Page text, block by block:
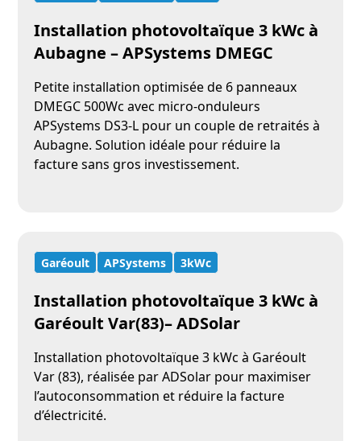
Installation photovoltaïque 3 kWc à
Aubagne – APSystems DMEGC
Petite installation optimisée de 6 panneaux
DMEGC 500Wc avec micro-onduleurs
APSystems DS3-L pour un couple de retraités à
Aubagne. Solution idéale pour réduire la
facture sans gros investissement.
Garéoult APSystems 3kWc
Installation photovoltaïque 3 kWc à
Garéoult Var(83)– ADSolar
Installation photovoltaïque 3 kWc à Garéoult
Var (83), réalisée par ADSolar pour maximiser
l’autoconsommation et réduire la facture
d’électricité.